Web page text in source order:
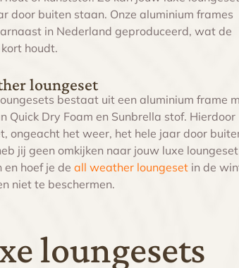
door buiten staan. Onze aluminium frames
in Nederland geproduceerd, wat de
houdt.
loungeset
bestaat uit een aluminium frame
Quick Dry Foam en Sunbrella stof. Hierdoor
ongeacht het weer, het hele jaar door
jij geen omkijken naar jouw luxe loungeset
en hoef je de all weather loungesetin de
niet te beschermen.
loungesets